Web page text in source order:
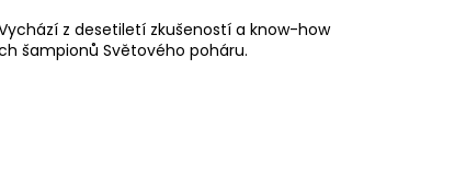
z desetiletí zkušeností a know-how
šampionů Světového poháru.